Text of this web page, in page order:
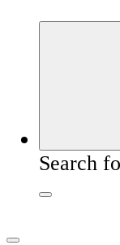
Search